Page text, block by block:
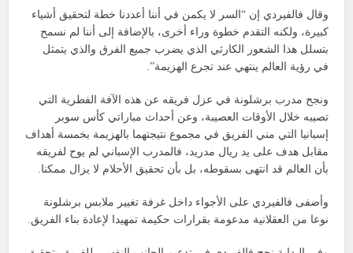
وقال فالفيردي إن “السر لا يكمن في أننا أعددنا خطة لتحقيق أشياء
كبيرة، ولكنه التقدم خطوة وراء أخرى، بالإضافة إلى أننا لم نسمح
بتسلل هذا الشعور الكارثي الذي يضرب جميع الفرق والذي يتمثل
في رؤية العالم ينتهي عند تجرع الهزيمة”.
ونجح مدرب برشلونة في عزل فريقه عن هذه الآفة الفطرية التي
تصيبه خلال الأوقات العصيبة، وعن أحداث مباراتي كأس سوبر
إسبانيا التي مني الفريق في مجموع نتيجتهما بالهزيمة بخمسة أهداف
مقابل هدف على يد ريال مدريد، فالمدرب الإسباني لم يوح لفريقه
بأن العالم قد انتهى بسقوطه، بل بأن تحقيق الأحلام لا يزال ممكنا.
وأضفى فالفيردي على الأجواء داخل غرفة تغيير ملابس برشلونة
نوعا من العقلانية مدعومة بقرارات حكيمة تمهيدا لإعادة بناء الفريق.